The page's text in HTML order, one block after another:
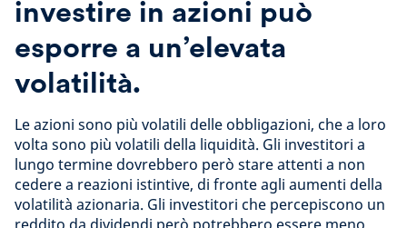
investire in azioni può
esporre a un’elevata
volatilità.
Le azioni sono più volatili delle obbligazioni, che a loro
volta sono più volatili della liquidità. Gli investitori a
lungo termine dovrebbero però stare attenti a non
cedere a reazioni istintive, di fronte agli aumenti della
volatilità azionaria. Gli investitori che percepiscono un